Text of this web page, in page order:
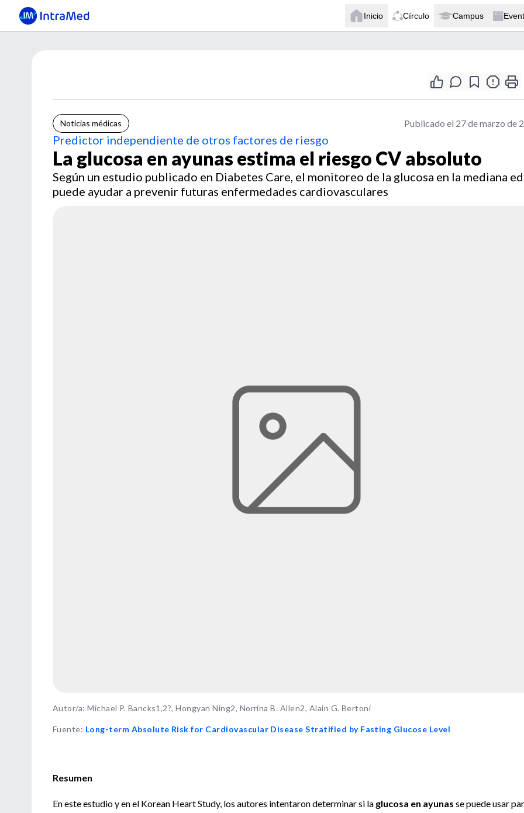
Inicio Círculo Campus
Noticias médicas Publicado el 27 de marzo de
Predictor independiente de otros factores de riesgo
La glucosa en ayunas estima el riesgo CV absoluto
Según un estudio publicado en Diabetes Care, el monitoreo de la glucosa en la mediana
puede ayudar a prevenir futuras enfermedades cardiovasculares
Autor/a: Michael P. Bancks1,2?, Hongyan Ning2, Norrina B. Allen2, Alain G. Bertoni
Fuente: Long-term Absolute Risk for Cardiovascular Disease Stratified by Fasting Glucose Level
Resumen
En este estudio y en el Korean Heart Study, los autores intentaron determinar si la glucosa en ayunas se puede usar